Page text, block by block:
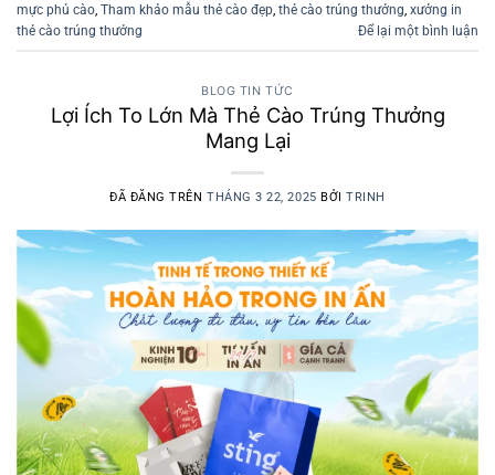
mực phủ cào Tham khảo mẫu thẻ cào đẹp thẻ cào trúng thưởng xưởng in
thẻ cào trúng thưởng
Để lại một bình luận
BLOG TIN TỨC
Lợi Ích To Lớn Mà Thẻ Cào Trúng Thưởng
Mang Lại
ĐÃ ĐĂNG TRÊN THÁNG 3 22, 2025 BỞITRINH